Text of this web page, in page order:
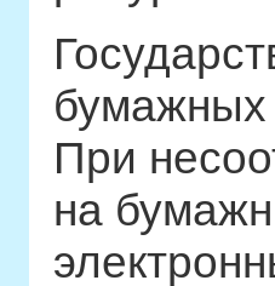
бумажных
При
на